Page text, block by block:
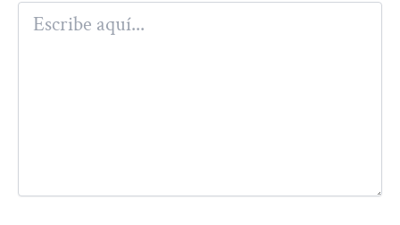
Escribe
aquí...